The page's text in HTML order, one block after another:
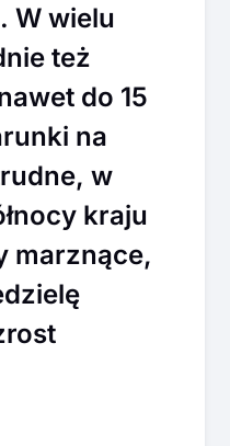
W wielu
też
do 15
na
w
kraju
marznące,